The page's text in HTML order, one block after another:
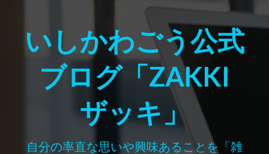
contentいしかわごう公式
ブログ「ZAKKI
ザッキ」
自分の率直な思いや興味あることを「雑